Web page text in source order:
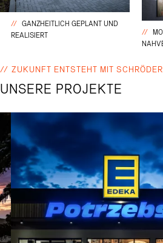
GANZHEITLICH GEPLANT UND
REALISIERT
UNSERE PROJEKTE
ZUKUNFT ENTSTEHT MIT SCHRÖDER